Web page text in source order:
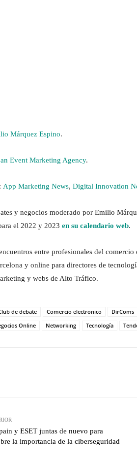
Márquez Espino.
Event Marketing Agency.
App Marketing News, Digital Innovation
y negocios moderado por Emilio
el 2022 y 2023 en su calendario web.
entre profesionales del
y online para directores de
y webs de Alto Tráfico.
de debate Comercio electronico DirComs
Online Networking Tecnología
y ESET juntas de nuevo para
la importancia de la ciberseguridad